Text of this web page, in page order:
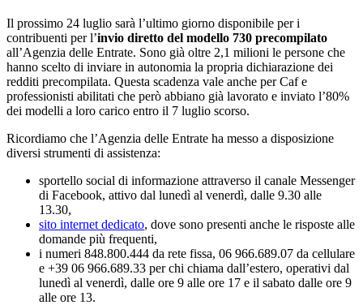
Il prossimo 24 luglio sarà l’ultimo giorno disponibile per i
contribuenti per l’invio diretto del modello 730 precompilato
all’Agenzia delle Entrate. Sono già oltre 2,1 milioni le persone che
hanno scelto di inviare in autonomia la propria dichiarazione dei
redditi precompilata. Questa scadenza vale anche per Caf e
professionisti abilitati che però abbiano già lavorato e inviato l’80%
dei modelli a loro carico entro il 7 luglio scorso.
Ricordiamo che l’Agenzia delle Entrate ha messo a disposizione
diversi strumenti di assistenza:
sportello social di informazione attraverso il canale Messenger
di Facebook, attivo dal lunedì al venerdì, dalle 9.30 alle
13.30,
sito internet dedicato, dove sono presenti anche le risposte alle
domande più frequenti,
i numeri 848.800.444 da rete fissa, 06 966.689.07 da cellulare
e +39 06 966.689.33 per chi chiama dall’estero, operativi dal
lunedì al venerdì, dalle ore 9 alle ore 17 e il sabato dalle ore 9
alle ore 13.